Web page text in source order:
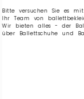
Bitte versuchen Sie es
Ihr Team von
Wir bieten alles - der
über Ballettschuhe und